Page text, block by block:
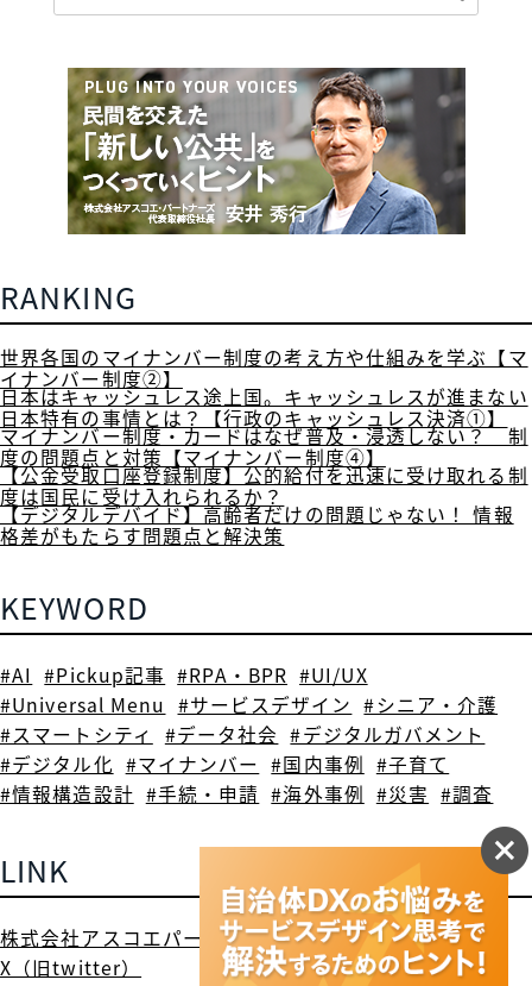
RANKING
世界各国のマイナンバー制度の考え方や仕組みを学ぶ【マ
イナンバー制度②】
日本はキャッシュレス途上国。キャッシュレスが進まない
日本特有の事情とは？【行政のキャッシュレス決済①】
マイナンバー制度・カードはなぜ普及・浸透しない？ 制
度の問題点と対策【マイナンバー制度④】
【公金受取口座登録制度】公的給付を迅速に受け取れる制
度は国民に受け入れられるか？
【デジタルデバイド】高齢者だけの問題じゃない！ 情報
格差がもたらす問題点と解決策
KEYWORD
#AI #Pickup記事 #RPA・BPR #UI/UX
#Universal Menu #サービスデザイン #シニア・介護
#スマートシティ
#データ社会 #デジタルガバメント
#デジタル化 #マイナンバー #国内事例 #子育て
#情報構造設計 #手続・申請 #海外事例 #災害 #調査
LINK
株式会社アスコエパートナーズ
X（旧twitter）